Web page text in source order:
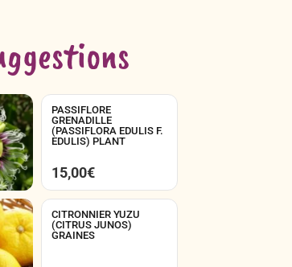
PASSIFLORE
GRENADILLE
(PASSIFLORA EDULIS F.
EDULIS) PLANT
15,00€
CITRONNIER YUZU
(CITRUS JUNOS)
GRAINES